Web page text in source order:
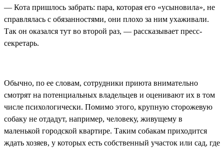
— Кота пришлось забрать: пара, которая его «усыновила», не
справлялась с обязанностями, они плохо за ним ухаживали.
Так он оказался тут во второй раз, — рассказывает пресс-
секретарь.
Обычно, по ее словам, сотрудники приюта внимательно
смотрят на потенциальных владельцев и оценивают их в том
числе психологически. Помимо этого, крупную сторожевую
собаку не отдадут, например, человеку, живущему в
маленькой городской квартире. Таким собакам приходится
ждать хозяев, у которых есть собственный участок или сад, где